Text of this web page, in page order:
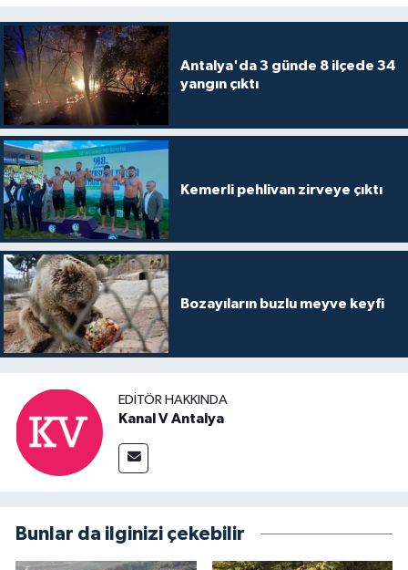
Antalya'da 3 günde 8 ilçede 34
yangın çıktı
Kemerli pehlivan zirveye çıktı
Bozayıların buzlu meyve keyfi
EDITÖR HAKKINDA
Kanal V Antalya
Bunlar da ilginizi çekebilir